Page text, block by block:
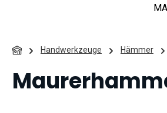
Handwerkzeuge Hämmer